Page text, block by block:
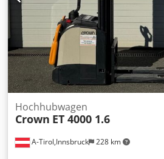
A-Tirol,Innsbruck 228 km
Hochhubwagen
Crown ET 4000 1.6